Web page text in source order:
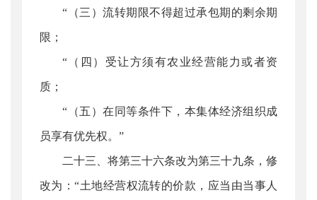
“（三）流转期限不得超过承包期的剩余期
限；
“（四）受让方须有农业经营能力或者资
质；
“（五）在同等条件下，本集体经济组织成
员享有优先权。”
二十三、将第三十六条改为第三十九条，修
改为：“土地经营权流转的价款，应当由当事人